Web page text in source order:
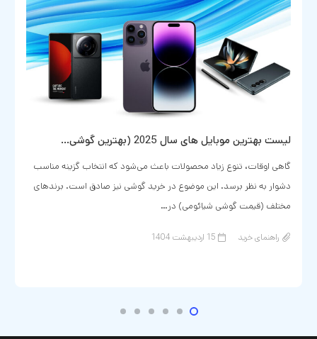
انواع خرید ربات های هوشمند کوچک و سخنگو
با پیشرفت‌های چشمگیر در تکنولوژی و هوش مصنوعی، ربات‌های هوشمند
کوچک و سخنگو به یکی از محبوب‌ترین انتخاب‌ها برای افرادی تبدیل
شده‌اند که به دنبال تجربه‌ای متفاوت از…